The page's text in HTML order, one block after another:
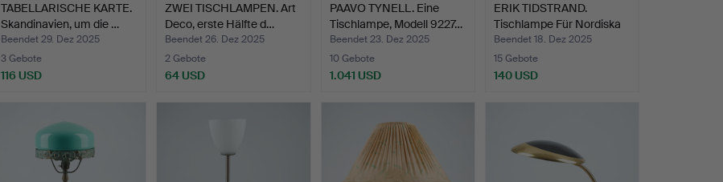
TABELLARISCHE KARTE.
Skandinavien, um die …
Beendet 29. Dez 2025
3 Gebote
116 USD
ZWEI TISCHLAMPEN. Art
Deco, erste Hälfte d…
Beendet 26. Dez 2025
2 Gebote
64 USD
PAAVO TYNELL. Eine
Tischlampe, Modell 9227…
Beendet 23. Dez 2025
10 Gebote
1.041 USD
ERIK TIDSTRAND.
Tischlampe Für Nordiska
Ko…
Beendet 18. Dez 2025
15 Gebote
140 USD